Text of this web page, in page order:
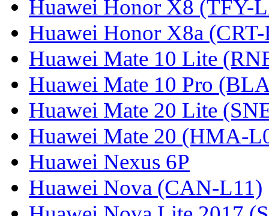
Huawei Honor X8 (TFY-
Huawei Honor X8a
Huawei Mate 10 Lite
Huawei Mate 10 Pro
Huawei Mate 20 Lite
Huawei Mate 20 (HMA-
Huawei Nexus 6P
Huawei Nova (CAN-L11)